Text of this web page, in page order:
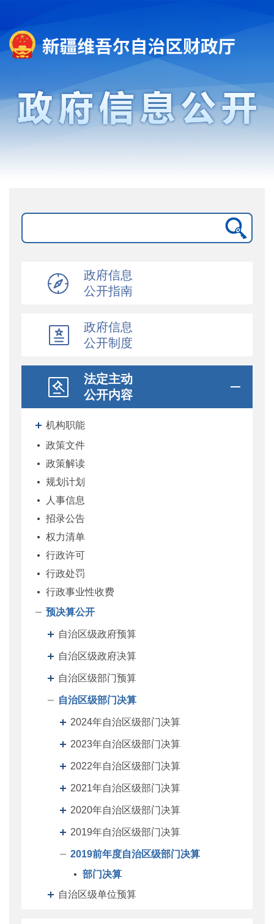
政府信息
公开指南
政府信息
公开制度
法定主动
公开内容
机构职能
政策文件
政策解读
规划计划
人事信息
招录公告
权力清单
行政许可
行政处罚
行政事业性收费
预决算公开
自治区级政府预算
自治区级政府决算
自治区级部门预算
自治区级部门决算
2024年自治区级部门决算
2023年自治区级部门决算
2022年自治区级部门决算
2021年自治区级部门决算
2020年自治区级部门决算
2019年自治区级部门决算
2019前年度自治区级部门决算
部门决算
自治区级单位预算